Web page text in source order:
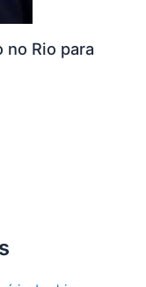
Rio para